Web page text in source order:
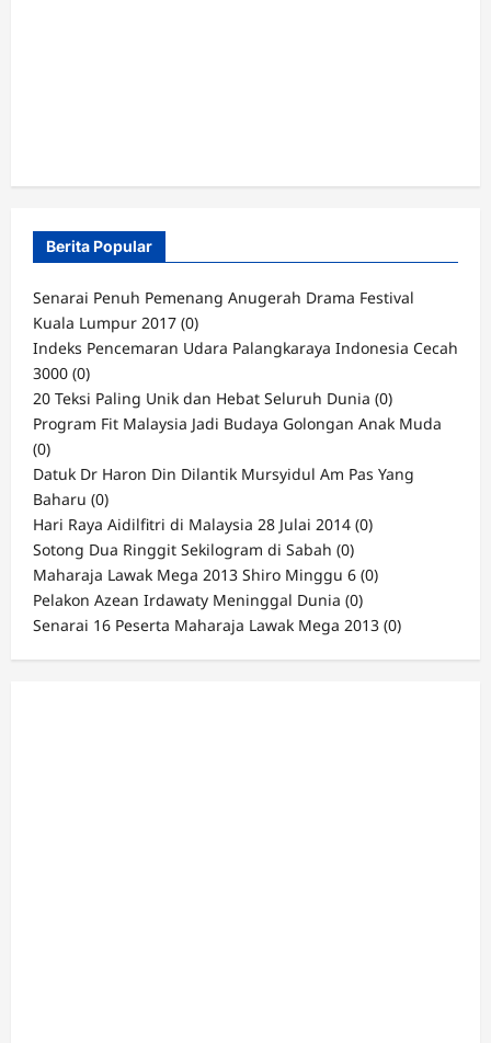
Berita Popular
Senarai Penuh Pemenang Anugerah Drama Festival
Kuala Lumpur 2017 (0)
Indeks Pencemaran Udara Palangkaraya Indonesia Cecah
3000 (0)
20 Teksi Paling Unik dan Hebat Seluruh Dunia (0)
Program Fit Malaysia Jadi Budaya Golongan Anak Muda
(0)
Datuk Dr Haron Din Dilantik Mursyidul Am Pas Yang
Baharu (0)
Hari Raya Aidilfitri di Malaysia 28 Julai 2014 (0)
Sotong Dua Ringgit Sekilogram di Sabah (0)
Maharaja Lawak Mega 2013 Shiro Minggu 6 (0)
Pelakon Azean Irdawaty Meninggal Dunia (0)
Senarai 16 Peserta Maharaja Lawak Mega 2013 (0)